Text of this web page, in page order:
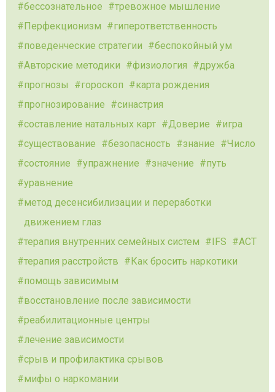
бессознательное
тревожное мышление
Перфекционизм
гиперответственность
поведенческие стратегии
беспокойный ум
Авторские методики
физиология
дружба
прогнозы
гороскоп
карта рождения
прогнозирование
синастрия
составление натальных карт
Доверие
игра
существование
безопасность знание
Число
состояние
упражнение значение
путь
уравнение
метод десенсибилизации и переработки
движением глаз
терапия внутренних семейных систем
IFS
ACT
терапия расстройств
Как бросить наркотики
помощь зависимым
восстановление после зависимости
реабилитационные центры
лечение зависимости
срыв и профилактика срывов
мифы о наркомании